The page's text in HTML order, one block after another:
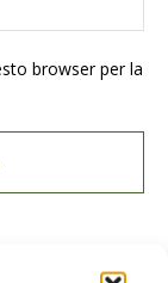
browser per la